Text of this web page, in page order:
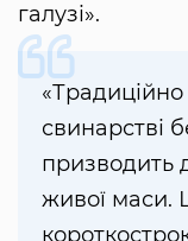
галузі».
«Традиційно
свинарстві
призводить
живої маси.